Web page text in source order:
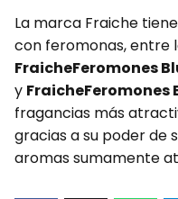
La marca Fraiche
con feromonas, entre
FraicheFeromones
y FraicheFeromones
fragancias más
gracias a su poder de
aromas sumamente